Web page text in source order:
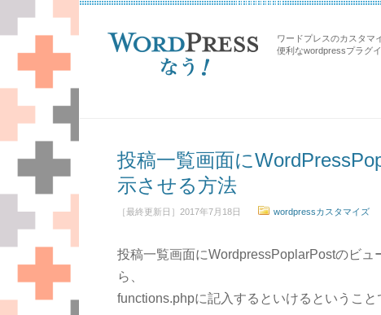
ワードプレスのカスタマ
便利なwordpressプラグ
投稿一覧画面に
示させる方法
［最終更新日］2017年7月18日 wordpressカスタマイズ
投稿一覧画面にWordpressPoplarPostのビ
ら、
functions.phpに記入するといけるということ